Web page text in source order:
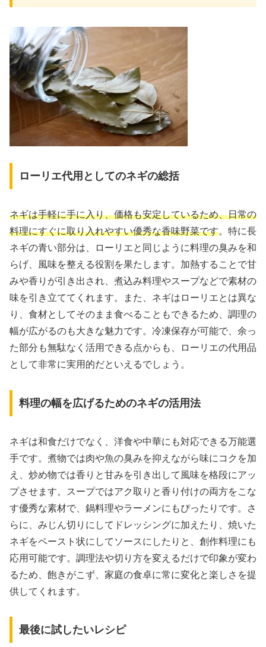
ローリエ代用としてのネギの総括
ネギは手軽に手に入り、価格も安定しているため、日常の
料理にすぐに取り入れやすい優秀な香味野菜です。特に長
ネギの青い部分は、ローリエと同じように料理の臭みを和
らげ、風味を整える役割を果たします。加熱することで甘
みや香りが引き出され、煮込み料理やスープなどで素材の
味を引き立ててくれます。また、ネギはローリエとは異な
り、食材としてそのまま食べることもできるため、調理の
幅が広がるのも大きな魅力です。冷凍保存が可能で、余っ
た部分も無駄なく活用できる点からも、ローリエの代用品
として非常に実用的だといえるでしょう。
料理の幅を広げるためのネギの活用法
ネギは和食だけでなく、洋食や中華にも対応できる万能選
手です。煮物では肉や魚の臭みを抑えながら味にコクを加
え、炒め物では香りと甘みを引き出して風味を格段にアッ
プさせます。スープではアク取りと香り付けの両方をこな
す優秀な素材で、鍋料理やラーメンにもぴったりです。さ
らに、みじん切りにしてドレッシングに加えたり、焼いた
ネギをペースト状にしてソースにしたりと、創作料理にも
応用可能です。調理法や切り方を変えるだけで印象が変わ
るため、飽きがこず、家庭の食卓に常に変化と楽しさを提
供してくれます。
最後に試したいレシピ